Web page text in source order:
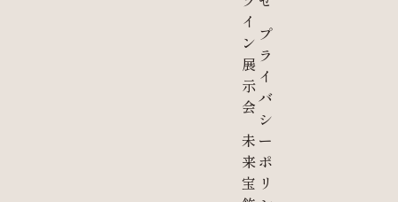
イ
ン
展
示
会
未
来
宝
プ
ラ
イ
バ
シ
ー
ポ
リ